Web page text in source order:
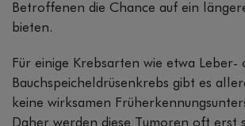
Betroffenen die Chance auf ein
bieten.
Für einige Krebsarten wie etwa Leber-
Bauchspeicheldrüsenkrebs gibt es
keine wirksamen